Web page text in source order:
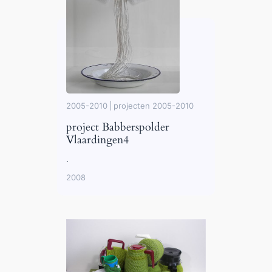
2005-2010 projecten 2005-2010
project Babberspolder
Vlaardingen4
.
2008